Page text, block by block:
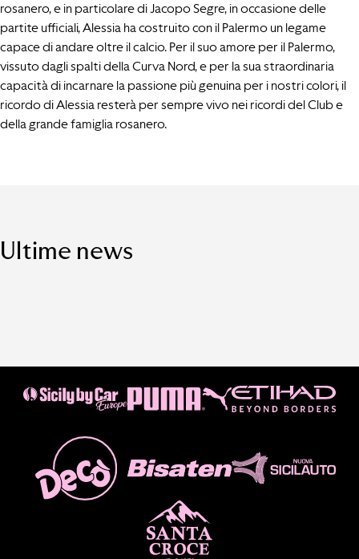
rosanero, e in particolare di Jacopo Segre, in occasione delle
partite ufficiali, Alessia ha costruito con il Palermo un legame
capace di andare oltre il calcio. Per il suo amore per il Palermo,
vissuto dagli spalti della Curva Nord, e per la sua straordinaria
capacità di incarnare la passione più genuina per i nostri colori, il
ricordo di Alessia resterà per sempre vivo nei ricordi del Club e
della grande famiglia rosanero.
Ultime news